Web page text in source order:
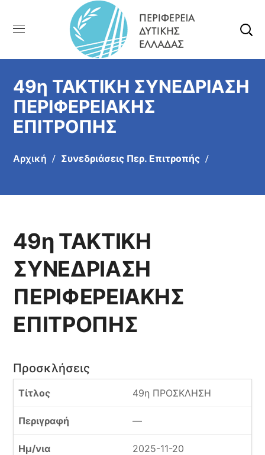
49η ΤΑΚΤΙΚΗ ΣΥΝΕΔΡΙΑΣΗ
ΠΕΡΙΦΕΡΕΙΑΚΗΣ
ΕΠΙΤΡΟΠΗΣ
Αρχική Συνεδριάσεις Περ. Επιτροπής
49η ΤΑΚΤΙΚΗ
ΣΥΝΕΔΡΙΑΣΗ
ΠΕΡΙΦΕΡΕΙΑΚΗΣ
ΕΠΙΤΡΟΠΗΣ
Προσκλήσεις
49η ΠΡΟΣΚΛΗΣΗ
—
2025-11-20